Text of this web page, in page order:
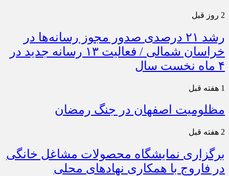
2 روز قبل
رشد ۲۱ درصدی صدور مجوز رسانه‌ها در
خراسان شمالی / فعالیت ۱۳ رسانه جدید در
۴ ماه نخست سال
1 هفته قبل
مظلومیت اصفهان در جنگ رمضان
2 هفته قبل
برگزاری نمایشگاه محصولات مشاغل خانگی
در فاروج با همکاری نهادهای محلی